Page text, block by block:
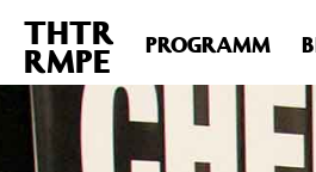
Deprecated : Die Funktion
includes/functions.phpon line6031
THTR
RMPE PROGRAMM